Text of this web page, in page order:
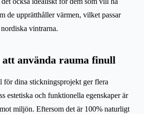
de upprätthåller värmen, vilket passar
vintrarna.
använda rauma finull
dina stickningsprojekt ger flera
estetiska och funktionella egenskaper är
miljön. Eftersom det är 100% naturligt